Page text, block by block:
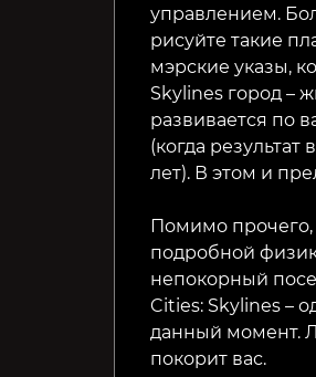
управлением.
рисуйте такие
мэрские указы,
Skylines город –
развивается по
(когда
лет). В этом и
Помимо
подробной
непокорный
Cities: Skylines –
данный момент.
покорит вас.